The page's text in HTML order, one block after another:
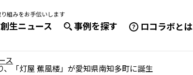
組みをお手伝いします
生ニュース 事例を探す ロコラボとは
ス
「灯屋 蕉風楼」が愛知県南知多町に誕生